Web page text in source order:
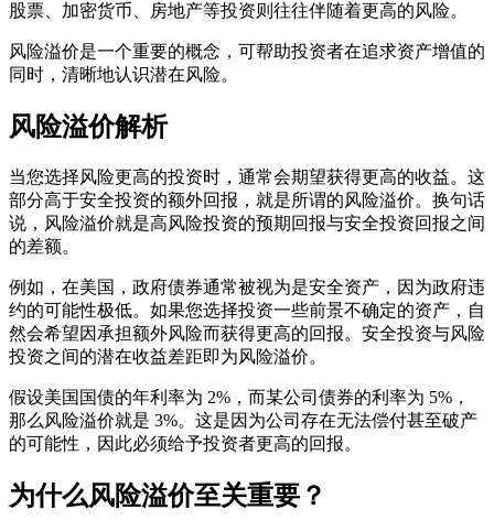
股票、加密货币、房地产等投资则往往伴随着更高的风险。
风险溢价是一个重要的概念，可帮助投资者在追求资产增值的
同时，清晰地认识潜在风险。
风险溢价解析
当您选择风险更高的投资时，通常会期望获得更高的收益。这
部分高于安全投资的额外回报，就是所谓的风险溢价。换句话
说，风险溢价就是高风险投资的预期回报与安全投资回报之间
的差额。
例如，在美国，政府债券通常被视为是安全资产，因为政府违
约的可能性极低。如果您选择投资一些前景不确定的资产，自
然会希望因承担额外风险而获得更高的回报。安全投资与风险
投资之间的潜在收益差距即为风险溢价。
假设美国国债的年利率为 2%，而某公司债券的利率为 5%，
那么风险溢价就是 3%。这是因为公司存在无法偿付甚至破产
的可能性，因此必须给予投资者更高的回报。
为什么风险溢价至关重要？